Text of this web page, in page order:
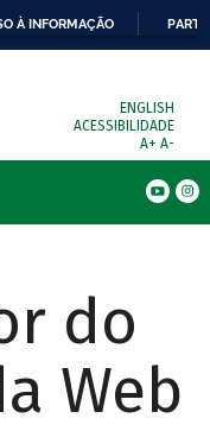
À INFORMAÇÃO
ENGLISH
ACESSIBILIDADE
A+ A-
do
Web